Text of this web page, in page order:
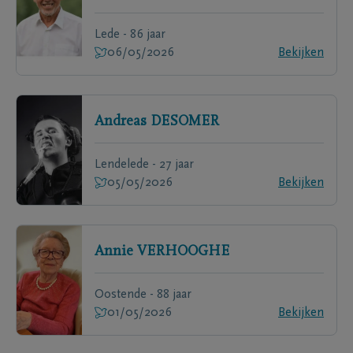
Lede - 86 jaar
06/05/2026
Bekijken
Andreas DESOMER
Lendelede - 27 jaar
05/05/2026
Bekijken
Annie VERHOOGHE
Oostende - 88 jaar
01/05/2026
Bekijken